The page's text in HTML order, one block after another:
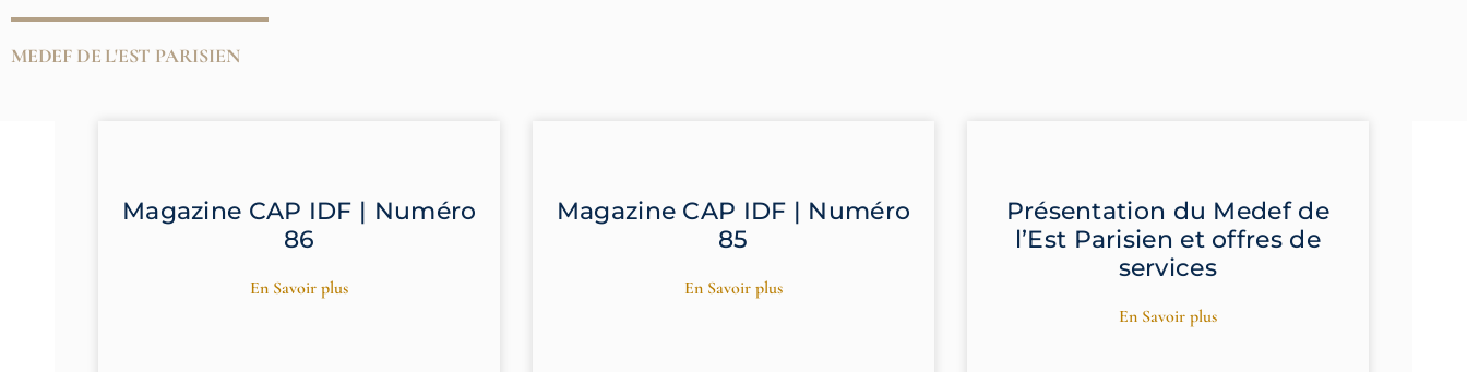
MEDEF DE L'EST PARISIEN
Magazine CAP IDF | Numéro
86
En Savoir plus
Magazine CAP IDF | Numéro
85
En Savoir plus
Présentation du Medef de
l’Est Parisien et offres de
services
En Savoir plus